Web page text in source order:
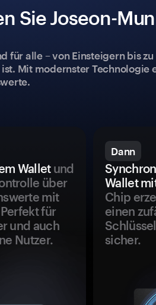
Sie Joseon-
für alle – von Einsteigern bis
Mit modernster
Walletund
über
mit
für
und auch
Nutzer.
Dann
Wallet
Chip
einen
sicher.